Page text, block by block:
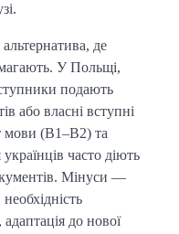
де
У Польщі,
подають
або власні вступні
мови (B1–B2) та
часто діють
Мінуси —
до нової